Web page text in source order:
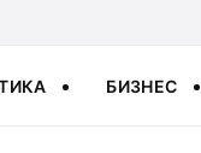
БИЗНЕС